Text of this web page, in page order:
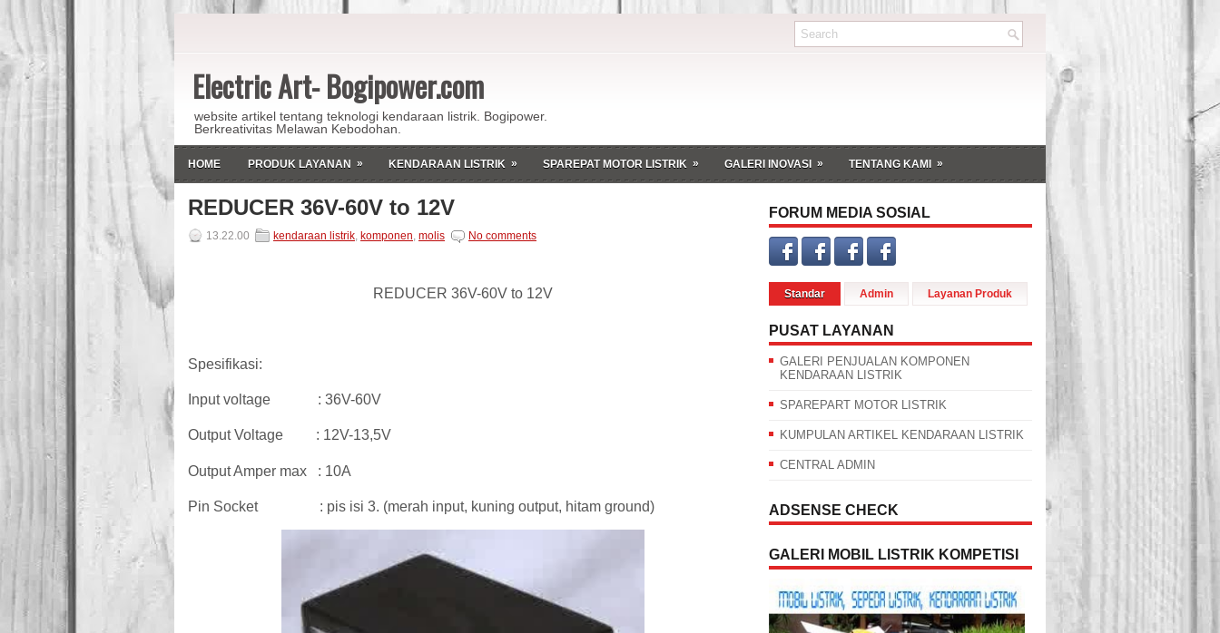
Electric Art- Bogipower.com
website artikel tentang teknologi kendaraan listrik. Bogipower.
Berkreativitas Melawan Kebodohan.
HOME PRODUK LAYANAN » KENDARAAN LISTRIK » SPAREPAT MOTOR LISTRIK » GALERI INOVASI » TENTANG KAMI »
REDUCER 36V-60V to 12V
13.22.00 kendaraan listrik, komponen, molis No comments
REDUCER 36V-60V to 12V
Spesifikasi:
Input voltage : 36V-60V
Output Voltage : 12V-13,5V
Output Amper max : 10A
Pin Socket : pis isi 3. (merah input, kuning output, hitam ground)
FORUM MEDIA SOSIAL
Standar Admin Layanan Produk
PUSAT LAYANAN
GALERI PENJUALAN KOMPONEN
KENDARAAN LISTRIK
SPAREPART MOTOR LISTRIK
KUMPULAN ARTIKEL KENDARAAN LISTRIK
CENTRAL ADMIN
ADSENSE CHECK
GALERI MOBIL LISTRIK KOMPETISI